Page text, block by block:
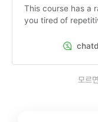
This course has a
you tired of
‘ChatDaeri’, a
모르